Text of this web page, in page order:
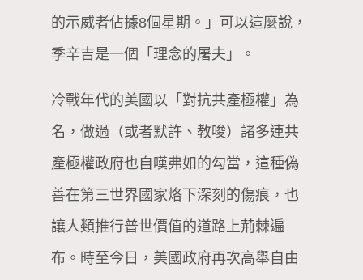
的示威者佔據8個星期。」可以這麼說，
季辛吉是一個「理念的屠夫」。
冷戰年代的美國以「對抗共產極權」為
名，做過（或者默許、教唆）諸多連共
產極權政府也自嘆弗如的勾當，這種偽
善在第三世界國家烙下深刻的傷痕，也
讓人類推行普世價值的道路上荊棘遍
布。時至今日，美國政府再次高舉自由